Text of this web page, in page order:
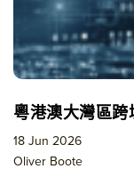
粵港澳大灣區跨
18 Jun 2026
Oliver Boote